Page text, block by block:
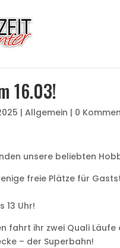
16.03!
|Allgemein | 0
unsere beliebten
freie Plätze für
13 Uhr!
fahrt ihr zwei Quali
– der Superbahn!